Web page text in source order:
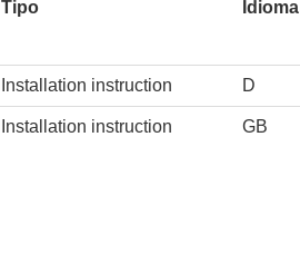
Tipo Idioma
Installation instruction D
Installation instruction GB